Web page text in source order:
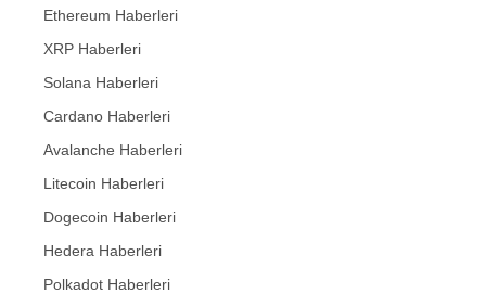
Ethereum Haberleri
XRP Haberleri
Solana Haberleri
Cardano Haberleri
Avalanche Haberleri
Litecoin Haberleri
Dogecoin Haberleri
Hedera Haberleri
Polkadot Haberleri